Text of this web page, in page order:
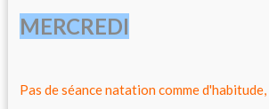
MERCREDI
Pas de séance natation comme